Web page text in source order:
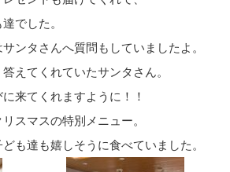
でした。
ンタさんへ質問もしていましたよ。
えてくれていたサンタさん。
来てくれますように！！
スマスの特別メニュー。
も達も嬉しそうに食べていました。